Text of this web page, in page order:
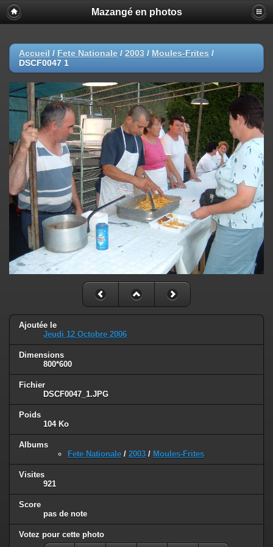
Mazangé en photos
Accueil / Fete Nationale / 2003 / Moules-Frites /
DSCF0047 1
Ajoutée le
Jeudi 12 Octobre 2006
Dimensions
800*600
Fichier
DSCF0047_1.JPG
Poids
104 Ko
Albums
Fete Nationale / 2003 / Moules-Frites
Visites
921
Score
pas de note
Votez pour cette photo